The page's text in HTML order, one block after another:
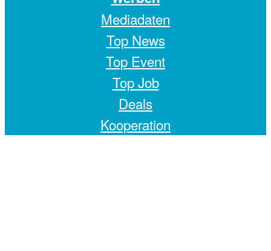
Mediadaten
Top News
Top Event
Top Job
Deals
Kooperation